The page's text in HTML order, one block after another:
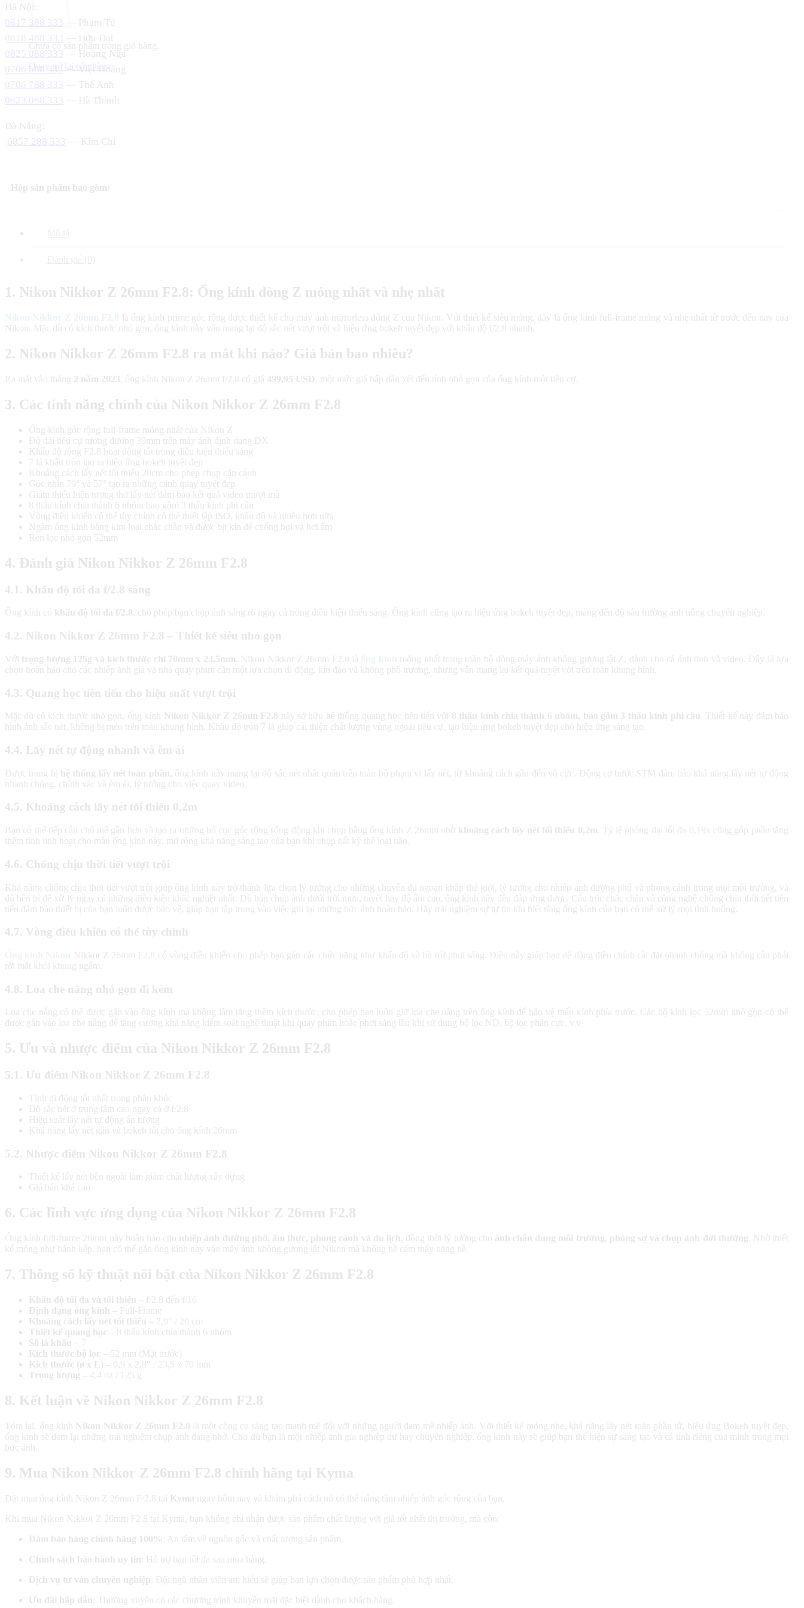
Chưa có sản phẩm trong giỏ hàng.
Quay trở lại cửa hàng
Hà Nội:
0817 388 333
— Phạm Tú
0818 488 333
— Hữu Đạt
0825 088 333
— Hoàng Nga
0706 588 333— Việt Hoàng
0706 788 333
— Thế Anh
0823 088 333
— Hà Thanh
Đà Nẵng:
0857 288 333
— Kim Chi
Hộp sản phẩm bao gồm:
1. Nikon Nikkor Z 26mm F2.8: Ống kính dòng Z mỏng nhất và nhẹ nhất
là ống kính prime góc rộng được thiết kế cho máy ảnh mirrorless dòng Z của Nikon. Với thiết kế siêu mỏng, đây là ống kính full-frame mỏng và nhẹ nhất từ ​​trước đến nay của
Nikon. Mặc dù có kích thước nhỏ gọn, ống kính này vẫn mang lại độ sắc nét vượt trội và hiệu ứng bokeh tuyệt đẹp với khẩu độ f/2.8 nhanh.
2. Nikon Nikkor Z 26mm F2.8 ra mắt khi nào? Giá bán bao nhiêu?
Ra mắt vào tháng 2 năm 2023 , ống kính Nikon Z 26mm f/2.8 có giá 499,95 USD , một mức giá hấp dẫn xét đến tính nhỏ gọn của ống kính một tiêu cự.
3. Các tính năng chính của Nikon Nikkor Z 26mm F2.8
Ống kính góc rộng full-frame mỏng nhất của Nikon Z
Độ dài tiêu cự tương đương 39mm trên máy ảnh định dạng DX
Khẩu độ rộng F2.8 hoạt động tốt trong điều kiện thiếu sáng
7 lá khẩu tròn tạo ra hiệu ứng bokeh tuyệt đẹp
Khoảng cách lấy nét tối thiểu 20cm cho phép chụp cận cảnh
Góc nhìn 79° và 57° tạo ra những cảnh quay tuyệt đẹp
Giảm thiểu hiện tượng thở lấy nét đảm bảo kết quả video mượt mà
8 thấu kính chia thành 6 nhóm bao gồm 3 thấu kính phi cầu
Vòng điều khiển có thể tùy chỉnh có thể thiết lập ISO, khẩu độ và nhiều hơn nữa
Ngàm ống kính bằng kim loại chắc chắn và được bịt kín để chống bụi và hơi ẩm
Ren lọc nhỏ gọn 52mm
4. Đánh giá Nikon Nikkor Z 26mm F2.8
4.1. Khẩu độ tối đa f/2.8 sáng
Ống kính có khẩu độ tối đa f/2.8 , cho phép bạn chụp ảnh sáng rõ ngay cả trong điều kiện thiếu sáng. Ống kính cũng tạo ra hiệu ứng bokeh tuyệt đẹp, mang đến độ sâu trường ảnh nông chuyên nghiệp.
4.2. Nikon Nikkor Z 26mm F2.8 – Thiết kế siêu nhỏ gọn
Với trọng lượng 125g và kích thước chỉ 70mm x 23,5mm , Nikon Nikkor Z 26mm F2.8 là
mỏng nhất trong toàn bộ dòng máy ảnh không gương lật Z, dành cho cả ảnh tĩnh và video. Đây là lựa
chọn hoàn hảo cho các nhiếp ảnh gia và nhà quay phim cần một lựa chọn di động, kín đáo và không phô trương, nhưng vẫn mang lại kết quả tuyệt vời trên toàn khung hình.
4.3. Quang học tiên tiến cho hiệu suất vượt trội
Mặc dù có kích thước nhỏ gọn, ống kính Nikon Nikkor Z 26mm F2.8 này sở hữu hệ thống quang học tiên tiến với 8 thấu kính chia thành 6 nhóm, bao gồm 3 thấu kính phi cầu
. Thiết kế này đảm bảo
hình ảnh sắc nét, không bị méo trên toàn khung hình. Khẩu độ tròn 7 lá giúp cải thiện chất lượng vùng ngoài tiêu cự, tạo hiệu ứng bokeh tuyệt đẹp cho hiệu ứng sáng tạo.
4.4. Lấy nét tự động nhanh và êm ái
Được trang bị hệ thống lấy nét toàn phần , ống kính này mang lại độ sắc nét nhất quán trên toàn bộ phạm vi lấy nét, từ khoảng cách gần đến vô cực. Động cơ bước STM đảm bảo khả năng lấy nét tự động
nhanh chóng, chính xác và êm ái, lý tưởng cho việc quay video.
4.5. Khoảng cách lấy nét tối thiểu 0,2m
Bạn có thể tiếp cận chủ thể gần hơn và tạo ra những bố cục góc rộng sống động khi chụp bằng ống kính Z 26mm nhờ khoảng cách lấy nét tối thiểu 0,2m . Tỷ lệ phóng đại tối đa 0,19x cũng góp phần tăng
thêm tính linh hoạt cho mẫu ống kính này, mở rộng khả năng sáng tạo của bạn khi chụp bất kỳ thể loại nào.
4.6. Chống chịu thời tiết vượt trội
Khả năng chống chịu thời tiết vượt trội giúp ống kính này trở thành lựa chọn lý tưởng cho những chuyến du ngoạn khắp thế giới, lý tưởng cho nhiếp ảnh đường phố và phong cảnh trong mọi môi trường, và
đủ bền bỉ để xử lý ngay cả những điều kiện khắc nghiệt nhất. Dù bạn chụp ảnh dưới trời mưa, tuyết hay độ ẩm cao, ống kính này đều đáp ứng được. Cấu trúc chắc chắn và công nghệ chống chịu thời tiết tiên
tiến đảm bảo thiết bị của bạn luôn được bảo vệ, giúp bạn tập trung vào việc ghi lại những bức ảnh hoàn hảo. Hãy trải nghiệm sự tự tin khi biết rằng ống kính của bạn có thể xử lý mọi tình huống.
4.7. Vòng điều khiển có thể tùy chỉnh
Nikkor Z 26mm F2.8 có vòng điều khiển cho phép bạn gán các chức năng như khẩu độ và bù trừ phơi sáng. Điều này giúp bạn dễ dàng điều chỉnh cài đặt nhanh chóng mà không cần phải
rời mắt khỏi khung ngắm.
4.8. Loa che nắng nhỏ gọn đi kèm
Loa che nắng có thể được gắn vào ống kính mà không làm tăng thêm kích thước, cho phép bạn luôn giữ loa che nắng trên ống kính để bảo vệ thấu kính phía trước. Các bộ kính lọc 52mm nhỏ gọn có thể
được gắn vào loa che nắng để tăng cường khả năng kiểm soát nghệ thuật khi quay phim hoặc phơi sáng lâu khi sử dụng bộ lọc ND, bộ lọc phân cực, v.v.
5. Ưu và nhược điểm của Nikon Nikkor Z 26mm F2.8
5.1. Ưu điểm Nikon Nikkor Z 26mm F2.8
Tính di động tốt nhất trong phân khúc
Độ sắc nét ở trung tâm cao ngay cả ở f/2.8
Hiệu suất lấy nét tự động ấn tượng
Khả năng lấy nét gần và bokeh tốt cho ống kính 26mm
5.2. Nhược điểm Nikon Nikkor Z 26mm F2.8
Thiết kế lấy nét bên ngoài làm giảm chất lượng xây dựng
Giá bán khá cao
6. Các lĩnh vực ứng dụng của Nikon Nikkor Z 26mm F2.8
Ống kính full-frame 26mm này hoàn hảo cho nhiếp ảnh đường phố, ẩm thực, phong cảnh và du lịch , đồng thời lý tưởng cho ảnh chân dung môi trường, phóng sự và chụp ảnh đời thường . Nhờ thiết
kế mỏng như bánh kếp, bạn có thể gắn ống kính này vào máy ảnh không gương lật Nikon mà không hề cảm thấy nặng nề.
7. Thông số kỹ thuật nổi bật của Nikon Nikkor Z 26mm F2.8
Khẩu độ tối đa và tối thiểu – f/2.8 đến f/16
Định dạng ống kính
– Full-Frame
Khoảng cách lấy nét tối thiểu
– 7,9″ / 20 cm
Thiết kế quang học
– 8 thấu kính chia thành 6 nhóm
Số lá khẩu
– 7
Kích thước bộ lọc
– 52 mm (Mặt trước)
Kích thước (ø x L) – 0,9 x 2,8″ / 23,5 x 70 mm
Trọng lượng
– 4,4 oz / 125 g
8. Kết luận về Nikon Nikkor Z 26mm F2.8
Tóm lại, ống kính Nikon Nikkor Z 26mm F2.8 là một công cụ sáng tạo mạnh mẽ đối với những người đam mê nhiếp ảnh. Với thiết kế mỏng nhẹ, khả năng lấy nét toàn phần tử, hiệu ứng Bokeh tuyệt đẹp,
ống kính sẽ đem lại những trải nghiệm chụp ảnh đáng nhớ. Cho dù bạn là một nhiếp ảnh gia nghiệp dư hay chuyên nghiệp, ống kính này sẽ giúp bạn thể hiện sự sáng tạo và cá tính riêng của mình trong mọi
bức ảnh.
9. Mua Nikon Nikkor Z 26mm F2.8 chính hãng tại Kyma
Đặt mua ống kính Nikon Z 26mm F/2.8 tại Kyma ngay hôm nay và khám phá cách nó có thể nâng tầm nhiếp ảnh góc rộng của bạn.
Khi mua Nikon Nikkor Z 26mm F2.8 tại Kyma, bạn không chỉ nhận được sản phẩm chất lượng với giá tốt nhất thị trường, mà còn:
Đảm bảo hàng chính hãng 100%
: An tâm về nguồn gốc và chất lượng sản phẩm.
Chính sách bảo hành uy tín
: Hỗ trợ bạn tối đa sau mua hàng.
Dịch vụ tư vấn chuyên nghiệp : Đội ngũ nhân viên am hiểu sẽ giúp bạn lựa chọn được sản phẩm phù hợp nhất.
Ưu đãi hấp dẫn
: Thường xuyên có các chương trình khuyến mãi đặc biệt dành cho khách hàng.